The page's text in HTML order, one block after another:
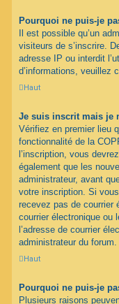
Pourquoi ne puis-je
Il est possible qu’un
visiteurs de s’inscrire.
adresse IP ou interdit
d’informations, veuillez
Haut
Je suis inscrit mais je
Vérifiez en premier lieu
fonctionnalité de la
l’inscription, vous
également que les
administrateur, avant
votre inscription. Si
recevez pas de courrier
courrier électronique ou
l’adresse de courrier
administrateur du forum.
Haut
Pourquoi ne puis-je
Plusieurs raisons